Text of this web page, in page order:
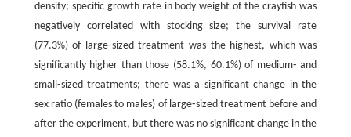
density; specific growth rate in body weight of the crayfish was
negatively correlated with stocking size; the survival rate
(77.3%) of large⁃sized treatment was the highest, which was
significantly higher than those (58.1%, 60.1%) of medium⁃ and
small⁃sized treatments; there was a significant change in the
sex ratio (females to males) of large⁃sized treatment before and
after the experiment, but there was no significant change in the